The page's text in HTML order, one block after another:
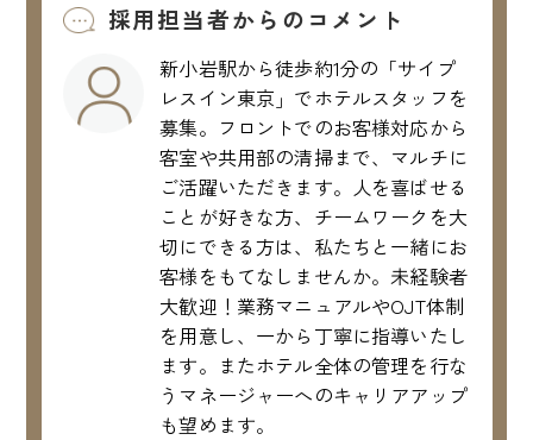
採用担当者からのコメント
新小岩駅から徒歩約1分の「サイプ
レスイン東京」でホテルスタッフを
募集。フロントでのお客様対応から
客室や共用部の清掃まで、マルチに
ご活躍いただきます。人を喜ばせる
ことが好きな方、チームワークを大
切にできる方は、私たちと一緒にお
客様をもてなしませんか。未経験者
大歓迎！業務マニュアルやOJT体制
を用意し、一から丁寧に指導いたし
ます。またホテル全体の管理を行な
うマネージャーへのキャリアアップ
も望めます。